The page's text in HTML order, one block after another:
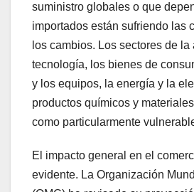
suministro globales o que
importados están sufriendo las
los cambios. Los sectores de la
tecnología, los bienes de
y los equipos, la energía y la
productos químicos y
como particularmente
El impacto general en el
evidente. La Organización